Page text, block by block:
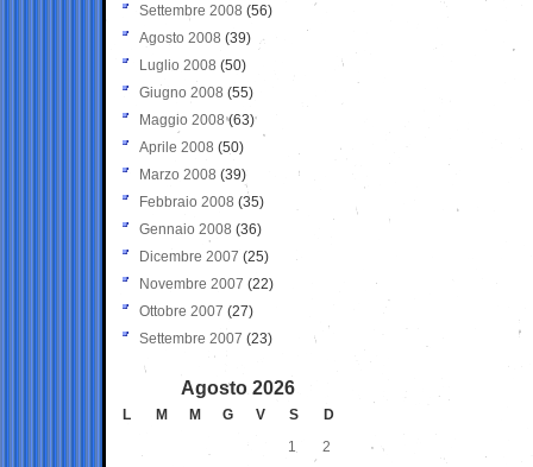
Settembre 2008 (56)
Agosto 2008 (39)
Luglio 2008 (50)
Giugno 2008 (55)
Maggio 2008(63)
Aprile 2008 (50)
Marzo 2008 (39)
Febbraio 2008 (35)
Gennaio 2008 (36)
Dicembre 2007 (25)
Novembre 2007 (22)
Ottobre 2007 (27)
Settembre 2007 (23)
Agosto 2026
L M M G V S
D
1
2